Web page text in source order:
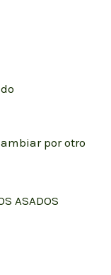
por otro
ASADOS